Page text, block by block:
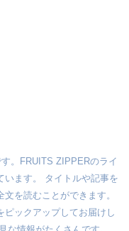
。FRUITS ZIPPERのライ
います。 タイトルや記事を
を読むことができます。
ックアップしてお届けし